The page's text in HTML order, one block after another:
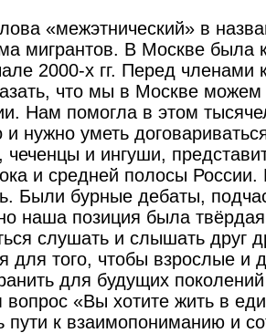
«межэтнический» в
мигрантов. В Москве была
2000-х гг. Перед членами
что мы в Москве
Нам помогла в этом
нужно уметь
и ингуши,
и средней полосы России.
Были бурные дебаты,
наша позиция была
слушать и слышать друг
для того, чтобы взрослые и
для будущих
«Вы хотите жить в
пути к взаимопониманию и